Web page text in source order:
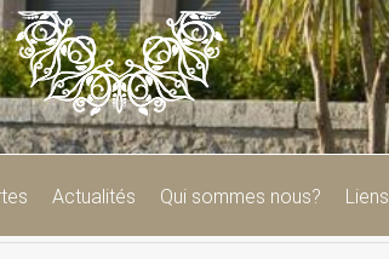
Actualités Qui sommes nous? Liens